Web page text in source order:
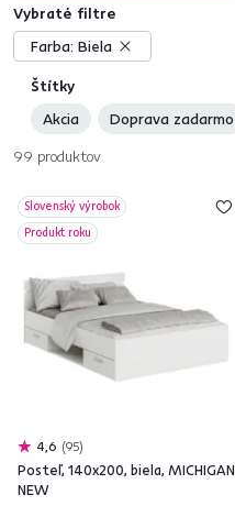
Štítky
Akcia
Doprava zadarmo
Vybraté filtre
Farba: Biela
99 produktov
Slovenský výrobok
Produkt roku
4,6 95
Posteľ, 140x200, biela, MICHIGAN
NEW